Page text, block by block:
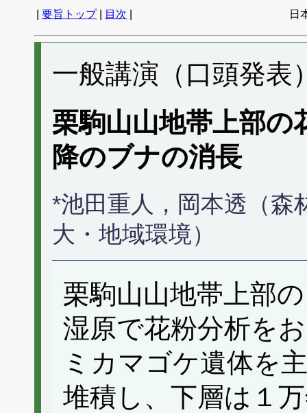
要旨トップ| 目次 日
一般講演（口頭発表
栗駒山山地帯上部の
降のブナの消長
*池田重人，岡本透（森
大・地域環境）
栗駒山山地帯上部
湿原で花粉分析を
ミカマゴケ遺体を
堆積し、下層は１